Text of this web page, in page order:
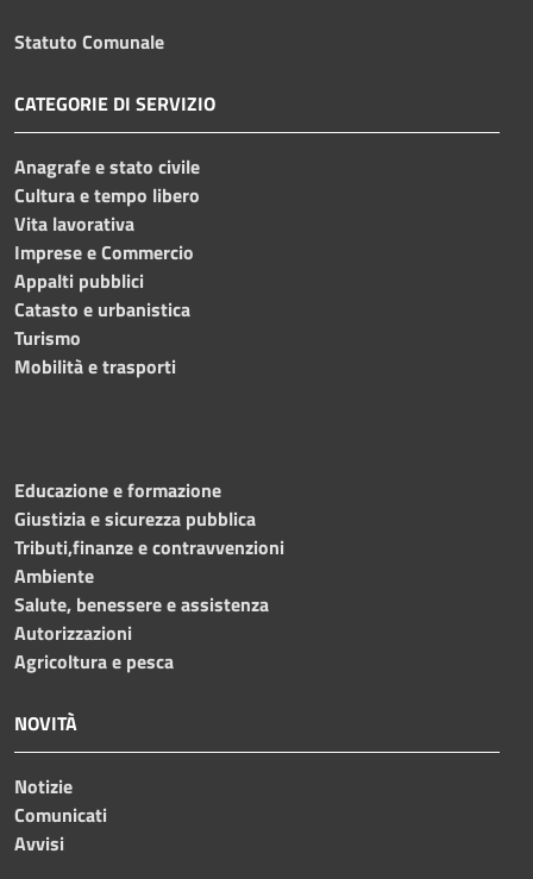
Statuto Comunale
CATEGORIE DI SERVIZIO
Anagrafe e stato civile
Cultura e tempo libero
Vita lavorativa
Imprese e Commercio
Appalti pubblici
Catasto e urbanistica
Turismo
Mobilità e trasporti
Educazione e formazione
Giustizia e sicurezza pubblica
Tributi,finanze e contravvenzioni
Ambiente
Salute, benessere e assistenza
Autorizzazioni
Agricoltura e pesca
NOVITÀ
Notizie
Comunicati
Avvisi